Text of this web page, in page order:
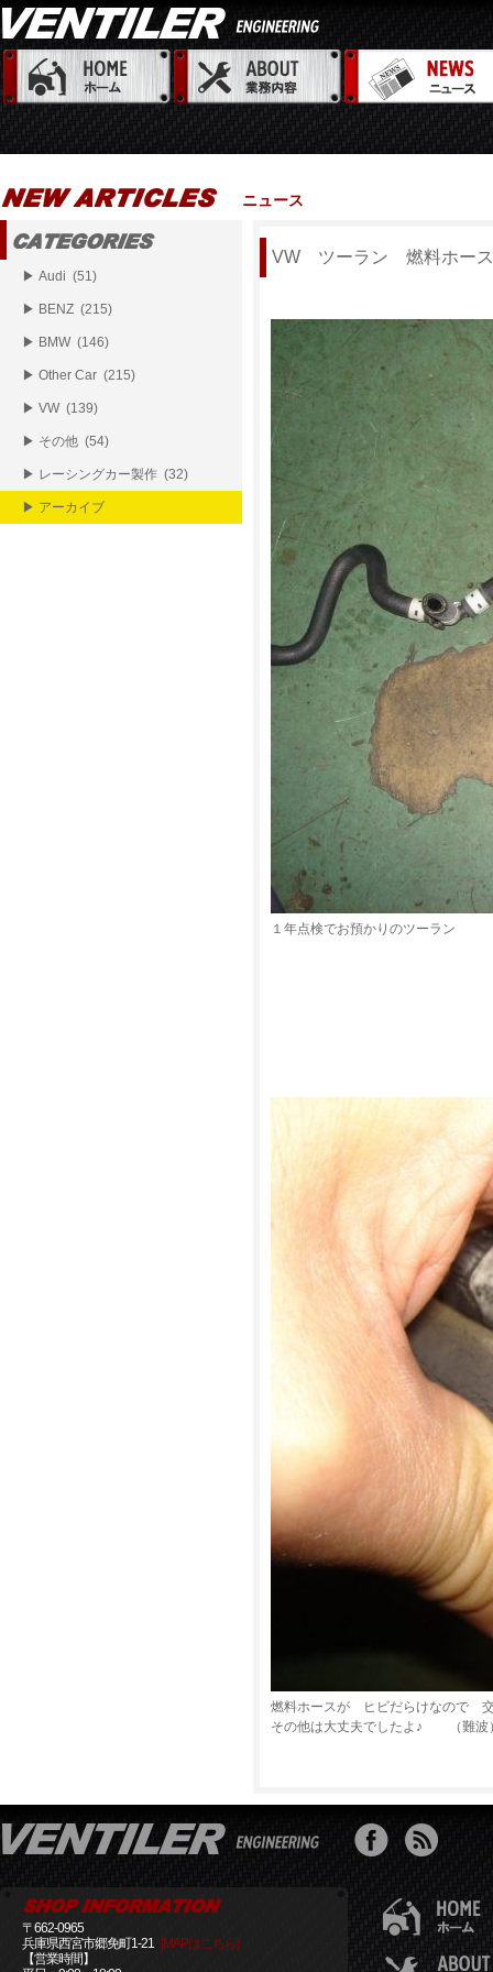
ニュース
VW ツーラン 燃料ホース
１年点検でお預かりのツーラン
燃料ホースが ヒビだらけなので
その他は大丈夫でしたよ♪ （難波
▶ Audi (51)
▶ BENZ (215)
▶ BMW (146)
▶ Other Car (215)
▶ VW (139)
▶ その他 (54)
▶ レーシングカー製作 (32)
▶ アーカイブ
〒662-0965
兵庫県西宮市郷免町1-21 [MAPはこちら]
【営業時間】